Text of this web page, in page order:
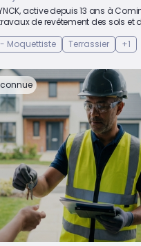
active depuis 13 ans à
de revêtement des sols et
Moquettiste Terrassier +1